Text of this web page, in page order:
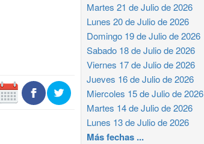
Martes 21 de Julio de 2026
Lunes 20 de Julio de 2026
Domingo 19 de Julio de 2026
Sabado 18 de Julio de 2026
Viernes 17 de Julio de 2026
Jueves 16 de Julio de 2026
Miercoles 15 de Julio de 2026
Martes 14 de Julio de 2026
Lunes 13 de Julio de 2026
Más fechas ...